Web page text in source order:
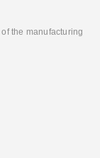
the manufacturing